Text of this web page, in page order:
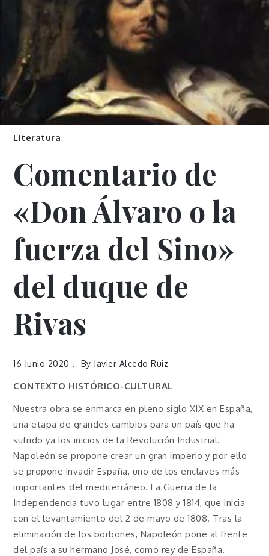
Literatura
Comentario de
«Don Álvaro o la
fuerza del Sino»
del duque de
Rivas
16 Junio 2020 By Javier Alcedo Ruiz
CONTEXTO HISTÓRICO-CULTURAL
Nuestra obra se enmarca en pleno siglo XIX en España,
una etapa de grandes cambios para un país que ha
sufrido ya los inicios de la Revolución Industrial.
Napoleón se propone crear un gran imperio y por ello
se propone invadir España, uno de los enclaves más
importantes del mediterráneo. La Guerra de la
Independencia tuvo lugar entre 1808 y 1814, que inicia
con el levantamiento del 2 de mayo de 1808. Tras la
eliminación de los borbones, Napoleón pone al frente
del país a su hermano José, como rey de España.